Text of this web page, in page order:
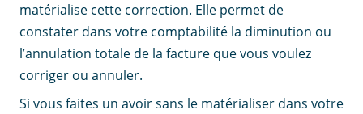
matérialise cette correction. Elle permet de
constater dans votre comptabilité la diminution ou
l’annulation totale de la facture que vous voulez
corriger ou annuler.
Si vous faites un avoir sans le matérialiser dans votre